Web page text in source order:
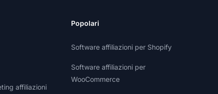
affiliazioni
Popolari
Software affiliazioni per Shopify
Software affiliazioni per
WooCommerce